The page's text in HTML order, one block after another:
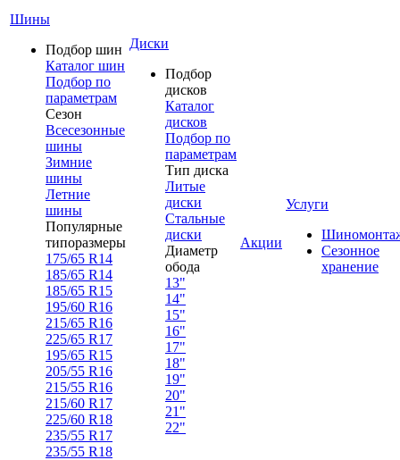
Шины
Подбор шин
Каталог шин
Подбор по
параметрам
Сезон
Всесезонные
шины
Зимние
шины
Летние
шины
Популярные
типоразмеры
175/65 R14
185/65 R14
185/65 R15
195/60 R16
215/65 R16
225/65 R17
195/65 R15
205/55 R16
215/55 R16
215/60 R17
225/60 R18
235/55 R17
235/55 R18
Диски
Подбор
дисков
Каталог
дисков
Подбор по
параметрам
Тип диска
Литые
диски
Стальные
диски
Диаметр
обода
13"
14"
15"
16"
17"
18"
19"
20"
21"
22"
Акции
Услуги
Сезонное
хранение